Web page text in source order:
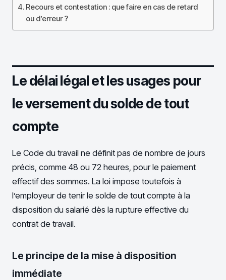
Recours et contestation : que faire en cas de retard
ou d’erreur ?
Le délai légal et les usages pour
le versement du solde de tout
compte
Le Code du travail ne définit pas de nombre de jours
précis, comme 48 ou 72 heures, pour le paiement
effectif des sommes. La loi impose toutefois à
l’employeur de tenir le solde de tout compte à la
disposition du salarié dès la rupture effective du
contrat de travail.
Le principe de la mise à disposition
immédiate